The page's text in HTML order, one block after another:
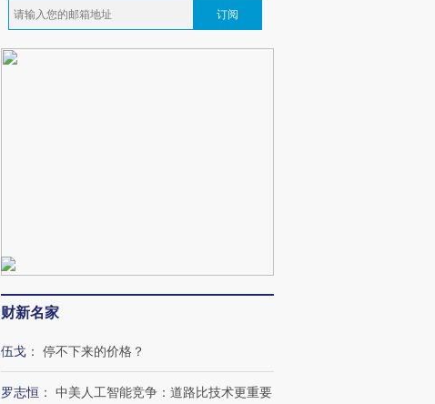
订阅
财新名家
伍戈 ： 停不下来的价格？
罗志恒 ： 中美人工智能竞争：道路比技术更重要